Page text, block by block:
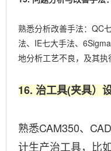
熟悉分析改善手法：QC
法、IE七大手法、
地分析工艺不良，及其执
16. 治工具(夹具）
熟悉CAM350、
计生产治工具，比